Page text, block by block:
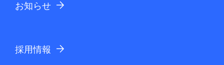
お知らせ
採用情報